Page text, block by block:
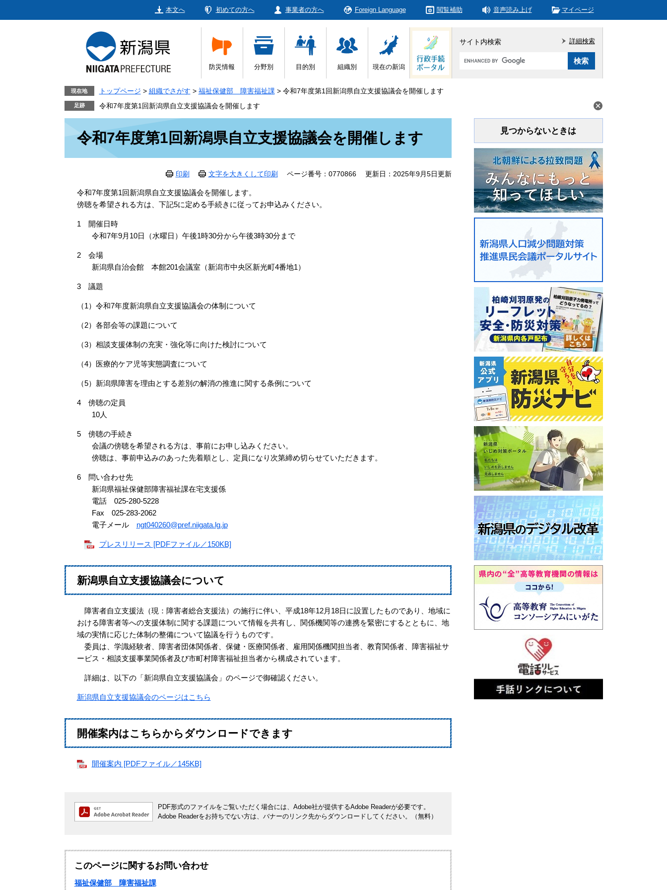
本文へ 初めての方へ 事業者の方へ Foreign Language 閲覧補助 音声読み上げ マイページ
防災情報 分野別 目的別 組織別 現在の新潟
サイト内検索
Google
詳細検索
現在地 トップページ > 組織でさがす > 福祉保健部 障害福祉課 > 令和7年度第1回新潟県自立支援協議会を開催します
令和7年度第1回新潟県自立支援協議会を開催します
令和7年度第1回新潟県自立支援協議会を開催します
印刷 文字を大きくして印刷 ページ番号：0770866 更新日：2025年9月5日更新
令和7年度第1回新潟県自立支援協議会を開催します。
傍聴を希望される方は、下記5に定める手続きに従ってお申込みください。
1 開催日時
令和7年9月10日（水曜日）午後1時30分から午後3時30分まで
2 会場
新潟県自治会館 本館201会議室（新潟市中央区新光町4番地1）
3 議題
（1）令和7年度新潟県自立支援協議会の体制について
（2）各部会等の課題について
（3）相談支援体制の充実・強化等に向けた検討について
（4）医療的ケア児等実態調査について
（5）新潟県障害を理由とする差別の解消の推進に関する条例について
4 傍聴の定員
10人
5 傍聴の手続き
会議の傍聴を希望される方は、事前にお申し込みください。
傍聴は、事前申込みのあった先着順とし、定員になり次第締め切らせていただきます。
6 問い合わせ先
新潟県福祉保健部障害福祉課在宅支援係
電話 025-280-5228
Fax 025-283-2062
電子メール ngt040260@pref.niigata.lg.jp
プレスリリース [PDFファイル／150KB]
新潟県自立支援協議会について
障害者自立支援法（現：障害者総合支援法）の施行に伴い、平成18年12月18日に設置したものであり、地域に
おける障害者等への支援体制に関する課題について情報を共有し、関係機関等の連携を緊密にするとともに、地
域の実情に応じた体制の整備について協議を行うものです。
委員は、学識経験者、障害者団体関係者、保健・医療関係者、雇用関係機関担当者、教育関係者、障害福祉サ
ービス・相談支援事業関係者及び市町村障害福祉担当者から構成されています。
詳細は、以下の「新潟県自立支援協議会」のページで御確認ください。
新潟県自立支援協議会のページはこちら
開催案内はこちらからダウンロードできます
開催案内 [PDFファイル／145KB]
PDF形式のファイルをご覧いただく場合には、Adobe社が提供するAdobe Readerが必要です。
Adobe Readerをお持ちでない方は、バナーのリンク先からダウンロードしてください。（無料）
このページに関するお問い合わせ
福祉保健部 障害福祉課
見つからないときは